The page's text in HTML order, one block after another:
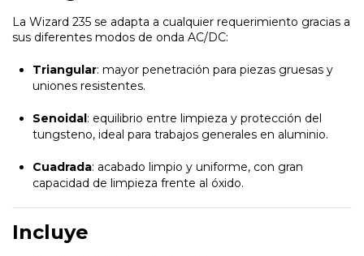
La Wizard 235 se adapta a cualquier requerimiento gracias a
sus diferentes modos de onda AC/DC:
Triangular: mayor penetración para piezas gruesas y
uniones resistentes.
Senoidal: equilibrio entre limpieza y protección del
tungsteno, ideal para trabajos generales en aluminio.
Cuadrada: acabado limpio y uniforme, con gran
capacidad de limpieza frente al óxido.
Incluye